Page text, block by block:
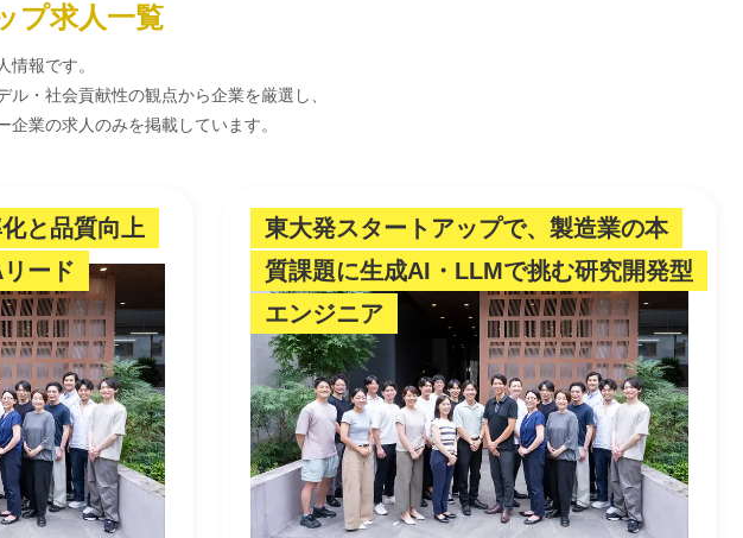
プ求人一覧
情報です。
・社会貢献性の観点から企業を厳選し、
業の求人のみを掲載しています。
と品質向上
ード
東大発スタートアップで、製造業の本
質課題に生成AI・LLMで挑む研究開発型
エンジニア